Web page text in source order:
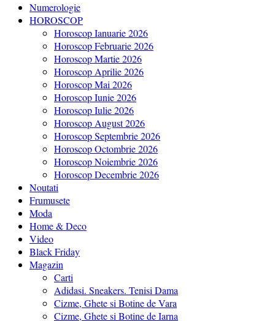
Numerologie
HOROSCOP
Horoscop Ianuarie 2026
Horoscop Februarie 2026
Horoscop Martie 2026
Horoscop Aprilie 2026
Horoscop Mai 2026
Horoscop Iunie 2026
Horoscop Iulie 2026
Horoscop August 2026
Horoscop Septembrie 2026
Horoscop Octombrie 2026
Horoscop Noiembrie 2026
Horoscop Decembrie 2026
Noutati
Frumusete
Moda
Home & Deco
Video
Black Friday
Magazin
Carti
Adidasi. Sneakers. Tenisi Dama
Cizme, Ghete si Botine de Vara
Cizme, Ghete si Botine de Iarna